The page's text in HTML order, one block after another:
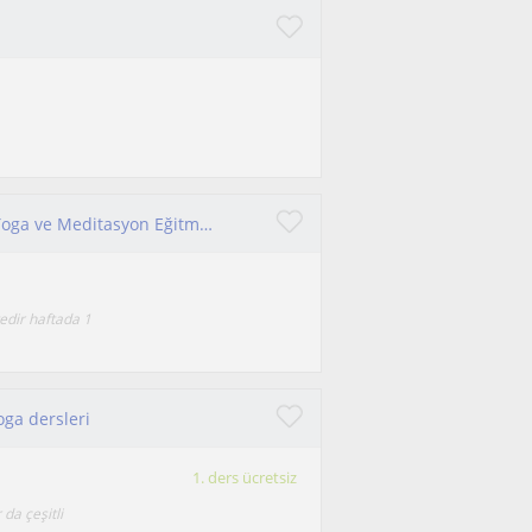
Kundalini Research Institute onaylı Kundalini Yoga ve Meditasyon Eğitmeniyim. Her deneyimden kişiye açıktır derslerim.
haftada 1
dersleri
1. ders ücretsiz
da çeşitli